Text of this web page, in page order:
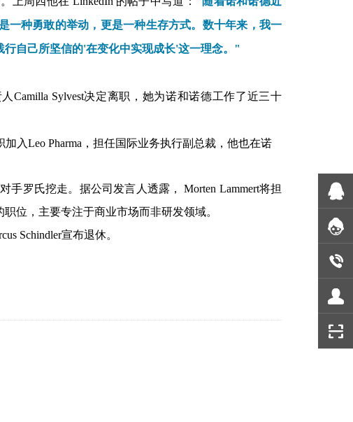
一种勇敢的举动，更是一种生存方式。数十年来，我一
自己所坚信的'在变化中实现成长'这一理念。"
Camilla Sylvest决定离职 ，她为诺和诺德工作了近三十
加入Leo Pharma ，担任国际业务执行副总裁，他也在诺
手罗氏挖走。据公司发言人透露 ，
Morten Lammert将担
位，主要专注于商业市场而非研发领域。
Schindler宣布退休。